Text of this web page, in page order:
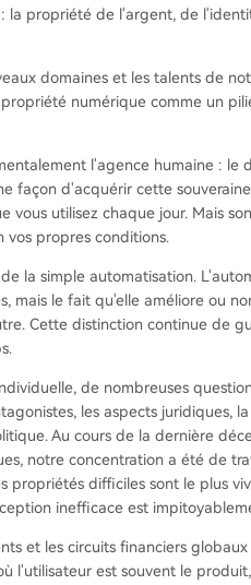
propriété de l'argent, de
domaines et les talents de
numérique comme un
l'agence humaine : le
façon d'acquérir cette
vous utilisez chaque jour. Mais
vos propres conditions.
la simple automatisation.
mais le fait qu'elle améliore ou
Cette distinction continue de
de nombreuses
les aspects juridiques,
Au cours de la dernière
notre concentration a été de
propriétés difficiles sont le plus
inefficace est
et les circuits financiers
l'utilisateur est souvent le